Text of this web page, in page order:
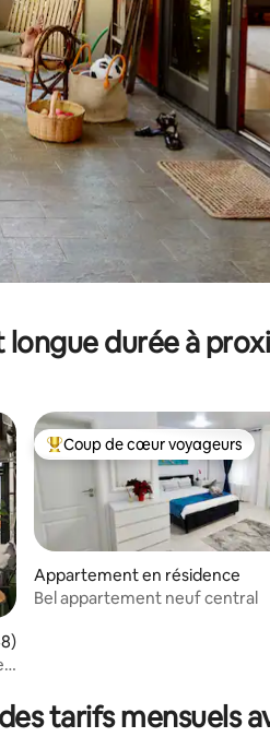
durée à
: 5 sur 5
moyenne sur la base de 48
Coups de cœur voyageurs les
Coup de cœur voyageurs
Appartement en résidence
Bel appartement neuf central
tarifs mensuels